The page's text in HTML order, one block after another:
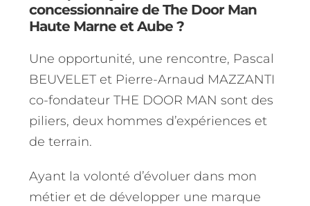
concessionnaire de The Door Man
Haute Marne et Aube ?
Une opportunité, une rencontre, Pascal
BEUVELET et Pierre-Arnaud MAZZANTI
co-fondateur THE DOOR MAN sont des
piliers, deux hommes d’expériences et
de terrain.
Ayant la volonté d’évoluer dans mon
métier et de développer une marque